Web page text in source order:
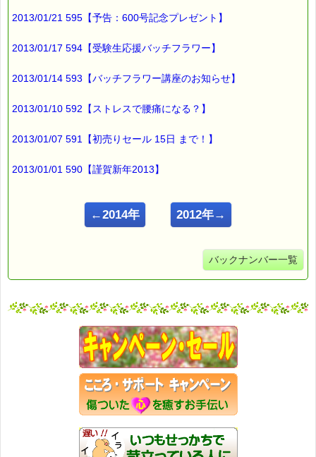
2013/01/21 595【予告：600号記念プレゼント】
2013/01/17 594【受験生応援バッチフラワー】
2013/01/14 593【バッチフラワー講座のお知らせ】
2013/01/10 592【ストレスで腰痛になる？】
2013/01/07 591【初売りセール 15日 まで！】
2013/01/01 590【謹賀新年2013】
←2014年 2012年→
バックナンバー一覧